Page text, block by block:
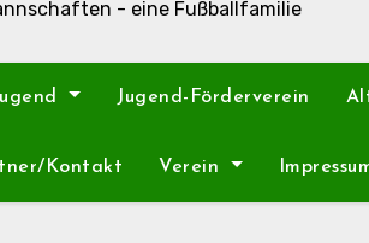
- eine Fußballfamilie
Jugend-Förderverein
Kontakt Verein